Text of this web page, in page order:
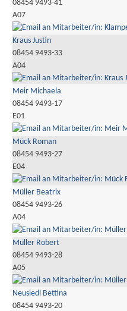
08454 9493-41
A07
Kraus Justin
08454 9493-33
A04
Meir Michaela
08454 9493-17
E01
Mück Roman
08454 9493-27
E04
Müller Beatrix
08454 9493-26
A04
Müller Robert
08454 9493-28
A05
Neusiedl Bettina
08454 9493-20